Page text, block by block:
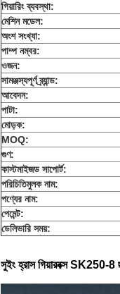
গিয়ারিং ব্যবস্থা:
মেশিন মডেল:
অংশ সংখ্যা:
পাম্প নম্বর:
ওজন:
সামঞ্জস্যপূর্ণ ব্র্যান্ড:
আবেদন:
পাটা:
মোড়ক:
MOQ:
গুণ:
কাস্টমাইজড সাপোর্ট:
পরিচিতিমুলক নাম:
পণ্যের নাম:
পেমেন্ট:
ডেলিভারি সময়:
সুইং হ্রাস গিয়ারবক্স SK250-8